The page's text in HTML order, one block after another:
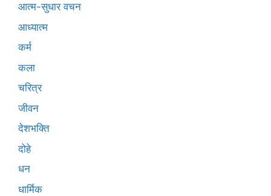
आत्म-सुधार वचन
आध्यात्म
कर्म
कला
चरित्र
जीवन
देशभक्ति
दोहे
धन
धार्मिक